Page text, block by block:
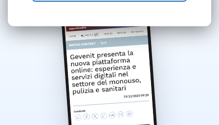
forte passaggio.
preferibile vicino a
ingressi, hall e ambienti
dove l’arredo deve
rimanere curato; la
verniciatura nera o
grigio scuro nasconde